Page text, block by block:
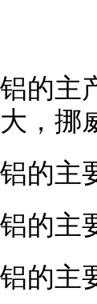
铝的主
大，挪
铝的主
铝的主
铝的主